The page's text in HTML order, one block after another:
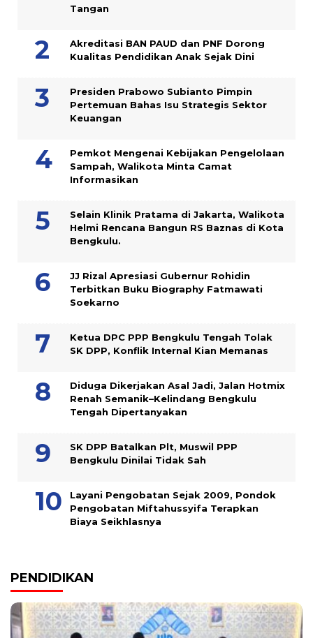
Tangan
Akreditasi BAN PAUD dan PNF Dorong
Kualitas Pendidikan Anak Sejak Dini
Presiden Prabowo Subianto Pimpin
Pertemuan Bahas Isu Strategis Sektor
Keuangan
Pemkot Mengenai Kebijakan Pengelolaan
Sampah, Walikota Minta Camat
Informasikan
Selain Klinik Pratama di Jakarta, Walikota
Helmi Rencana Bangun RS Baznas di Kota
Bengkulu.
JJ Rizal Apresiasi Gubernur Rohidin
Terbitkan Buku Biography Fatmawati
Soekarno
Ketua DPC PPP Bengkulu Tengah Tolak
SK DPP, Konflik Internal Kian Memanas
Diduga Dikerjakan Asal Jadi, Jalan Hotmix
Renah Semanik–Kelindang Bengkulu
Tengah Dipertanyakan
SK DPP Batalkan Plt, Muswil PPP
Bengkulu Dinilai Tidak Sah
Layani Pengobatan Sejak 2009, Pondok
Pengobatan Miftahussyifa Terapkan
Biaya Seikhlasnya
PENDIDIKAN